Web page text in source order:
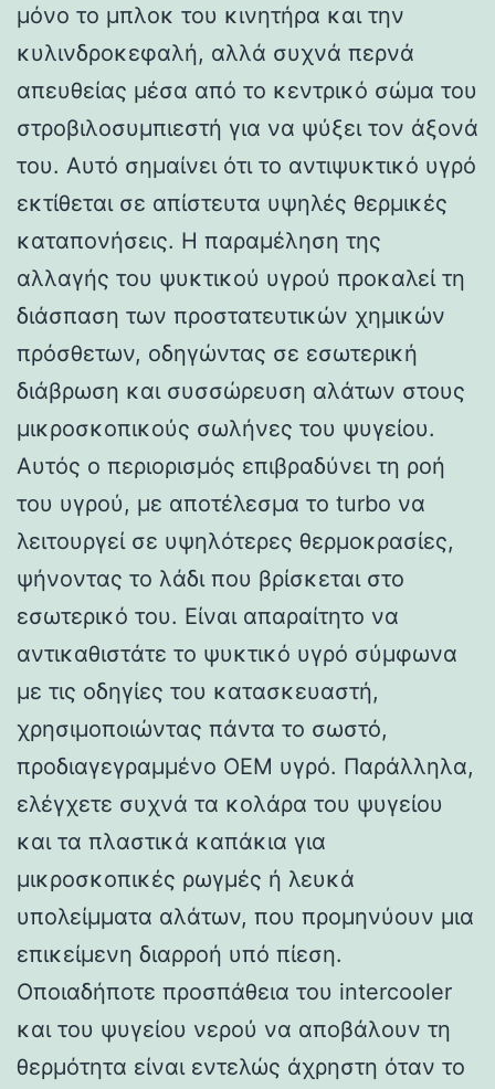
μόνο το μπλοκ του κινητήρα και την
κυλινδροκεφαλή, αλλά συχνά περνά
απευθείας μέσα από το κεντρικό σώμα του
στροβιλοσυμπιεστή για να ψύξει τον άξονά
του. Αυτό σημαίνει ότι το αντιψυκτικό υγρό
εκτίθεται σε απίστευτα υψηλές θερμικές
καταπονήσεις. Η παραμέληση της
αλλαγής του ψυκτικού υγρού προκαλεί τη
διάσπαση των προστατευτικών χημικών
πρόσθετων, οδηγώντας σε εσωτερική
διάβρωση και συσσώρευση αλάτων στους
μικροσκοπικούς σωλήνες του ψυγείου.
Αυτός ο περιορισμός επιβραδύνει τη ροή
του υγρού, με αποτέλεσμα το turbo να
λειτουργεί σε υψηλότερες θερμοκρασίες,
ψήνοντας το λάδι που βρίσκεται στο
εσωτερικό του. Είναι απαραίτητο να
αντικαθιστάτε το ψυκτικό υγρό σύμφωνα
με τις οδηγίες του κατασκευαστή,
χρησιμοποιώντας πάντα το σωστό,
προδιαγεγραμμένο OEM υγρό. Παράλληλα,
ελέγχετε συχνά τα κολάρα του ψυγείου
και τα πλαστικά καπάκια για
μικροσκοπικές ρωγμές ή λευκά
υπολείμματα αλάτων, που προμηνύουν μια
επικείμενη διαρροή υπό πίεση.
Οποιαδήποτε προσπάθεια του intercooler
και του ψυγείου νερού να αποβάλουν τη
θερμότητα είναι εντελώς άχρηστη όταν το